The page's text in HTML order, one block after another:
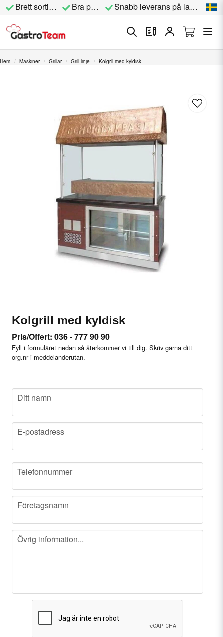
Brett sortiment Bra priser Snabb leverans på lagervara
Hem Maskiner Grillar Grill linje Kolgrill med kyldisk
Kolgrill med kyldisk
Pris/Offert: 036 - 777 90 90
Fyll i formuläret nedan så återkommer vi till dig. Skriv gärna ditt
org.nr i meddelanderutan.
name
Ditt namn
email
E-postadress
phone
Telefonnummer
company
Företagsnamn
message
Övrig information...